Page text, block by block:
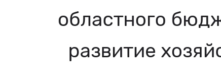
областного
развитие